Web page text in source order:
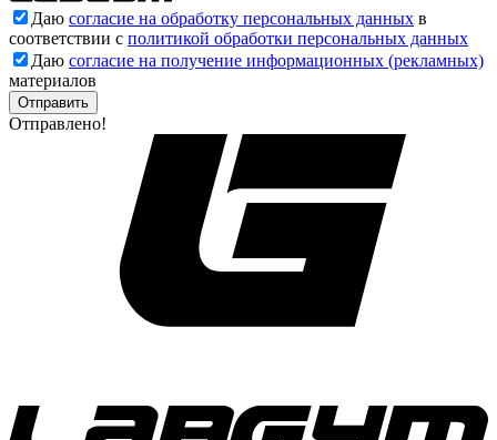
Даю согласие на обработку персональных данных в
соответствии с политикой обработки персональных данных
Даю согласие на получение информационных (рекламных)
материалов
Отправлено!